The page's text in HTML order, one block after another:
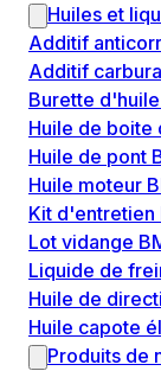
Huiles et
Additif
Additif
Burette
Huile de boite
Huile de pont
Huile moteur
Kit d'entretien
Lot vidange
Liquide de
Huile de
Huile capote
Produits de